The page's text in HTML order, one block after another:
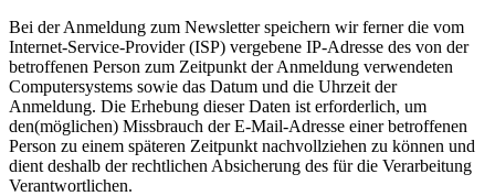
Bei der Anmeldung zum Newsletter speichern wir ferner die vom
Internet-Service-Provider (ISP) vergebene IP-Adresse des von der
betroffenen Person zum Zeitpunkt der Anmeldung verwendeten
Computersystems sowie das Datum und die Uhrzeit der
Anmeldung. Die Erhebung dieser Daten ist erforderlich, um
den(möglichen) Missbrauch der E-Mail-Adresse einer betroffenen
Person zu einem späteren Zeitpunkt nachvollziehen zu können und
dient deshalb der rechtlichen Absicherung des für die Verarbeitung
Verantwortlichen.